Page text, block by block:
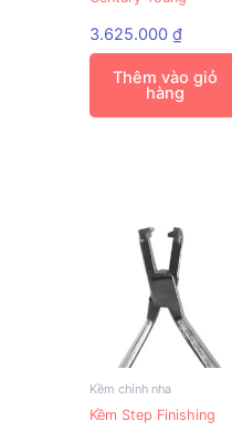
3.625.000₫
Thêm vào giỏ
hàng
Kềm chỉnh nha
Kềm Step Finishing
Sản
phẩm